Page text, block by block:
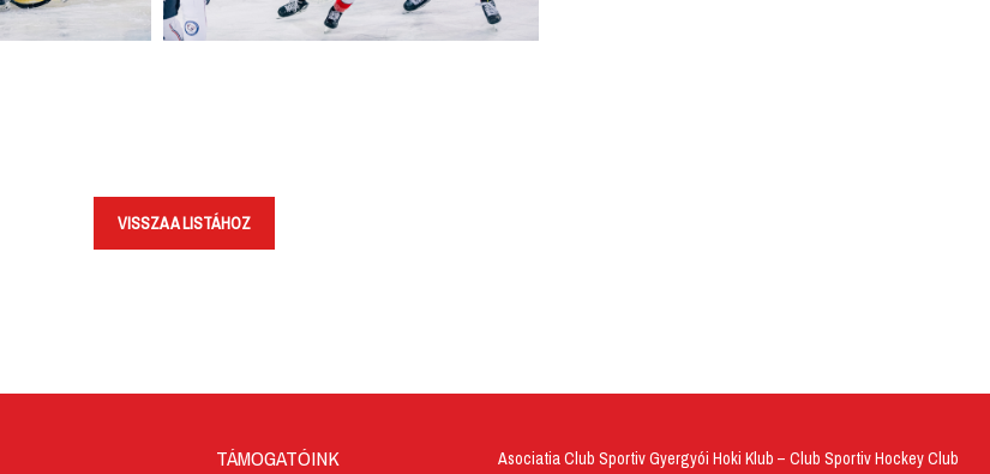
VISSZA A LISTÁHOZ
TÁMOGATÓINK
Asociatia Club Sportiv Gyergyói Hoki Klub – Club Sportiv Hockey Club